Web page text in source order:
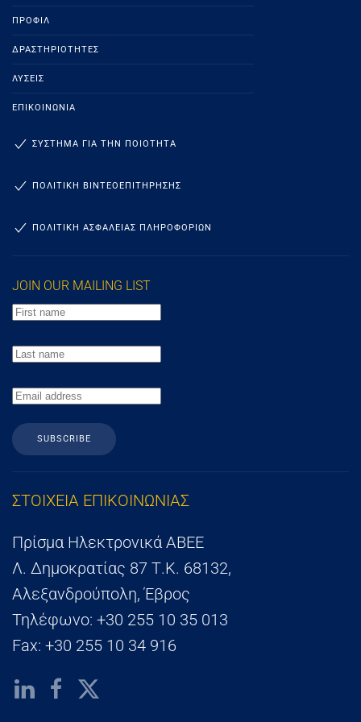
ΠΡΟΦΊΛ
ΔΡΑΣΤΗΡΙΌΤΗΤΕΣ
ΛΎΣΕΙΣ
ΕΠΙΚΟΙΝΩΝΊΑ
ΣΥΣΤΗΜΑ ΓΙΑ ΤΗΝ ΠΟΙΟΤΗΤΑ
ΠΟΛΙΤΙΚΗ ΒΙΝΤΕΟΕΠΙΤΗΡΗΣΗΣ
ΠΟΛΙΤΙΚΗ ΑΣΦΑΛΕΙΑΣ ΠΛΗΡΟΦΟΡΙΩΝ
JOIN OUR MAILING LIST
SUBSCRIBE
ΣΤΟΙΧΕΙΑ ΕΠΙΚΟΙΝΩΝΙΑΣ
Πρίσμα Ηλεκτρονικά ΑΒΕΕ
Λ. Δημοκρατίας 87 Τ.Κ. 68132,
Αλεξανδρούπολη, Έβρος
Τηλέφωνο: +30 255 10 35 013
Fax: +30 255 10 34 916